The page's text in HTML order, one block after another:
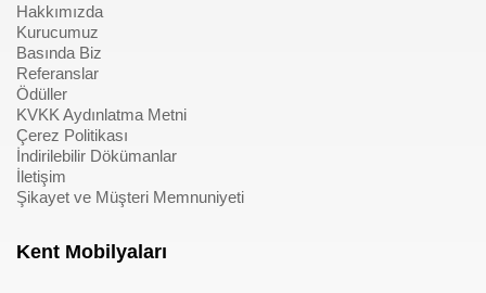
Hakkımızda
Kurucumuz
Basında Biz
Referanslar
Ödüller
KVKK Aydınlatma Metni
Çerez Politikası
İndirilebilir Dökümanlar
İletişim
Şikayet ve Müşteri Memnuniyeti
Kent Mobilyaları